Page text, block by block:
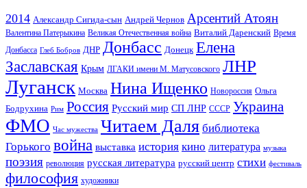
2014 Александр Сигида-сын Андрей Чернов Арсентий Атоян
Валентина Патерыкина Великая Отечественная война Виталий Даренский Время
Донбасса Глеб Бобров ДНР Донбасс Донецк Елена
Заславская Крым ЛГАКИ имени М. Матусовского ЛНР
Луганск Москва Нина Ищенко Новороссия Ольга
Бодрухина Рим Россия Русский мир СП ЛНР СССР Украина
ФМО Час мужества Читаем Даля библиотека
Горького война выставка история кино литература музыка
поэзия революция русская литература русский центр стихи фестиваль
философия художники